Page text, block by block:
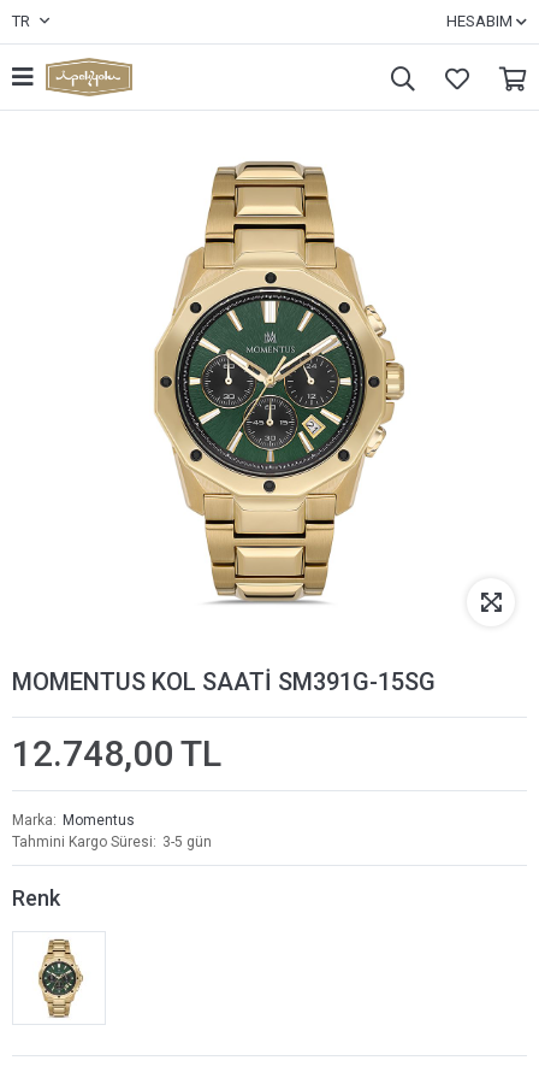
TR HESABIM
MOMENTUS KOL SAATİ SM391G-15SG
12.748,00 TL
Marka
Momentus
Tahmini Kargo Süresi
3-5 gün
Renk